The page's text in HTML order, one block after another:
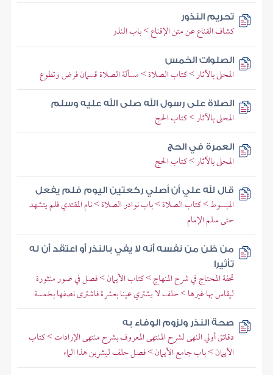
تحريم النذور
كشاف القناع عن متن الإقناع > باب النذر
الصلوات الخمس
المحلى بالآثار > كتاب الصلاة > مسألة الصلاة قسمان فرض وتطوع
الصلاة على رسول الله صلى الله عليه وسلم
المحلى بالآثار > كتاب الحج
العمرة في الحج
المحلى بالآثار > كتاب الحج
قال لله علي أن أصلي ركعتين اليوم فلم يفعل
المبسوط > كتاب الصلاة > باب نوادر الصلاة > نام المقتدي فلم يتشهد
حتى سلم الإمام
من ظن من نفسه أنه لا يفي بالنذر أو اعتقد أن له
تأثيرا
تحفة المحتاج في شرح المنهاج > كتاب الأيمان > فصل في صور منثورة
ليقاس بها غيرها > حلف لا يشتري عينا بعشرة فاشترى نصفها بخمسة
صحة النذر ولزوم الوفاء به
دقائق أولي النهى لشرح المنتهى المعروف بشرح منتهى الإرادات > كتاب
الأيمان > باب جامع الأيمان > فصل حلف ليشربن هذا الماء